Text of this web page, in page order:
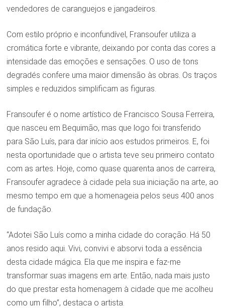
vendedores de caranguejos e jangadeiros.
Com estilo próprio e inconfundível, Fransoufer utiliza a
cromática forte e vibrante, deixando por conta das cores a
intensidade das emoções e sensações. O uso de tons
degradés confere uma maior dimensão às obras. Os traços
simples e reduzidos simplificam as figuras.
Fransoufer é o nome artístico de Francisco Sousa Ferreira,
que nasceu em Bequimão, mas que logo foi transferido
para São Luís, para dar início aos estudos primeiros. E, foi
nesta oportunidade que o artista teve seu primeiro contato
com as artes. Hoje, como quase quarenta anos de carreira,
Fransoufer agradece à cidade pela sua iniciação na arte, ao
mesmo tempo em que a homenageia pelos seus 400 anos
de fundação.
“Adotei São Luís como a minha cidade do coração. Há 50
anos resido aqui. Vivi, convivi e absorvi toda a essência
desta cidade mágica. Ela que me inspira e faz-me
transformar suas imagens em arte. Então, nada mais justo
do que prestar esta homenagem à cidade que me acolheu
como um filho”, destaca o artista.